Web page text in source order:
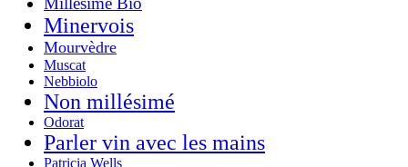
Minervois
Mourvèdre
Muscat
Nebbiolo
Non millésimé
Odorat
Parler vin avec les mains
Patricia Wells